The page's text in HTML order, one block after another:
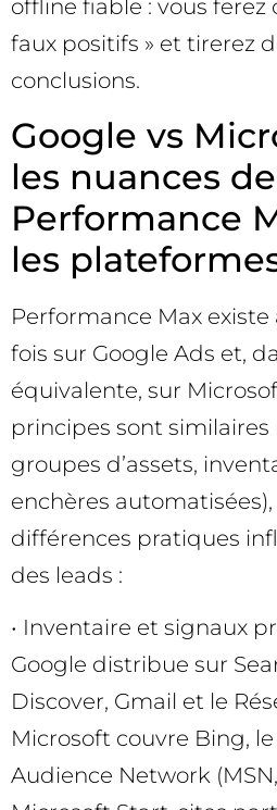
offline fiable : vous ferez
faux positifs » et tirerez
conclusions.
Google vs
les nuances de
Performance
les
Performance Max existe
fois sur Google Ads et,
équivalente, sur
principes sont similaires
groupes d’assets,
enchères
différences pratiques
des leads :
• Inventaire et signaux
Google distribue sur
Discover, Gmail et le
Microsoft couvre Bing,
Audience Network